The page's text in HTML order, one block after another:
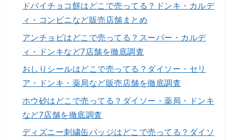
ドバイチョコ餅はどこで売ってる？ドンキ・カルデ
ィ・コンビニなど販売店舗まとめ
アンチョビはどこで売ってる？スーパー・カルデ
ィ・ドンキなど7店舗を徹底調査
おしりシールはどこで売ってる？ダイソー・セリ
ア・ドンキ・薬局など販売店舗を徹底調査
ホウ砂はどこで売ってる？ダイソー・薬局・ドンキ
など7店舗を徹底調査
ディズニー刺繍缶バッジはどこで売ってる？ダイソ